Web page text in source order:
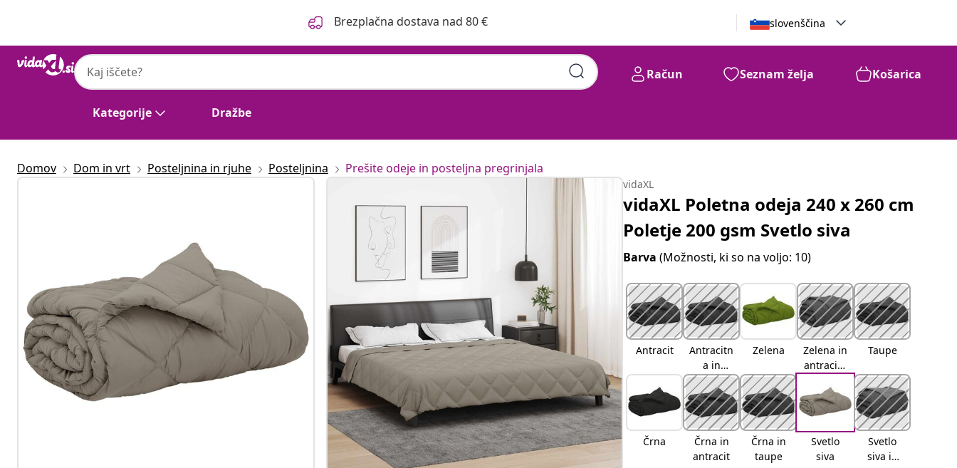
Brezplačna dostava nad 80 € slovenščina
Kategorije Dražbe
Račun Seznam želja Košarica
Domov Dom in vrt Posteljnina in rjuhe Posteljnina Prešite odeje in posteljna pregrinjala
vidaXL
vidaXL Poletna odeja 240 x 260 cm
Poletje 200 gsm Svetlo siva
Barva(Možnosti, ki so na voljo: 10)
Antracit
Antracitn
a in
taupe
Zelena
Zelena in
antracitn
Taupe
Črna
Črna in
antracit
Črna in
taupe
Svetlo
siva
Svetlo
siva in